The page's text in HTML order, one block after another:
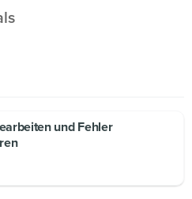
und Fehler